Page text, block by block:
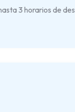
3 horarios de